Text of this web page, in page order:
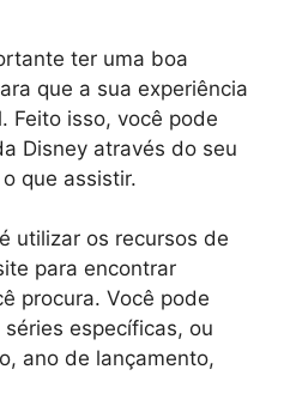
ter uma boa
que a sua experiência
Feito isso, você pode
Disney através do seu
que assistir.
utilizar os recursos de
para encontrar
procura. Você pode
específicas, ou
ano de lançamento,